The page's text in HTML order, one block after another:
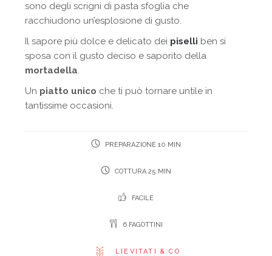
sono degli scrigni di pasta sfoglia che
racchiudono un’esplosione di gusto.
Il sapore più dolce e delicato dei piselli ben si
sposa con il gusto deciso e saporito della
mortadella.
Un piatto unico che ti può tornare untile in
tantissime occasioni.
PREPARAZIONE 10 MIN
COTTURA 25 MIN
FACILE
6 FAGOTTINI
LIEVITATI & CO